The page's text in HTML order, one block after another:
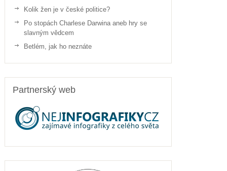
Kolik žen je v české politice?
Po stopách Charlese Darwina aneb hry se
slavným vědcem
Betlém, jak ho neznáte
Partnerský web